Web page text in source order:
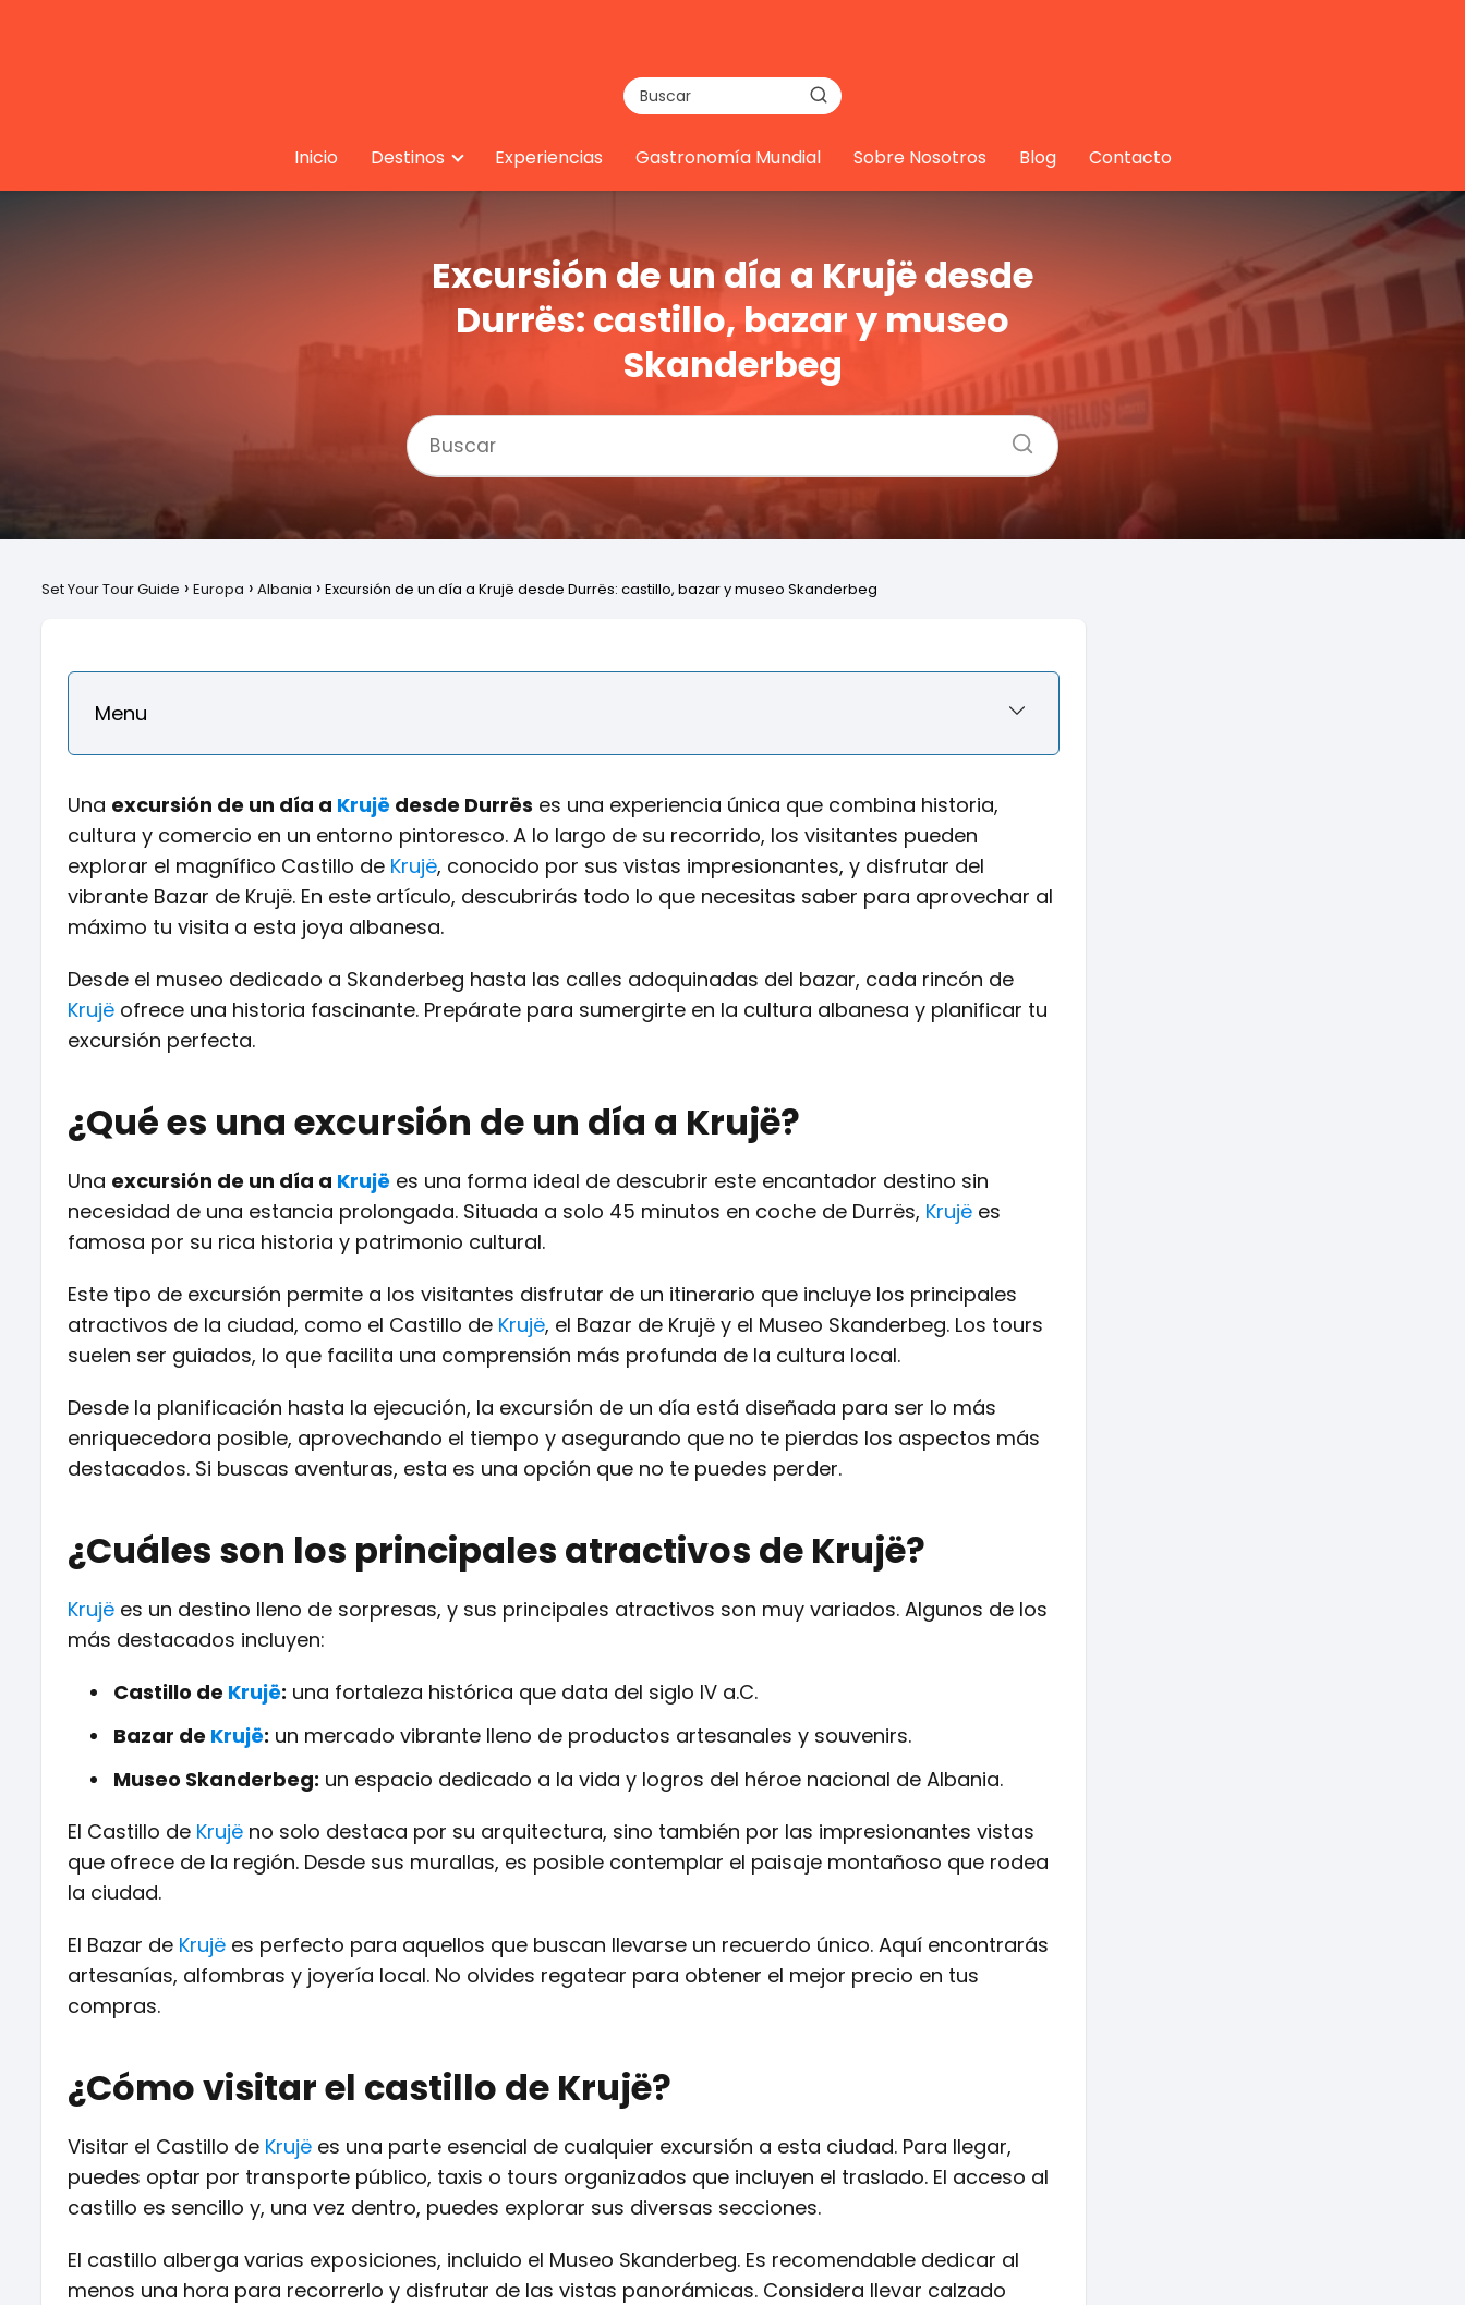
Inicio Destinos Experiencias Gastronomía Mundial Sobre Nosotros Blog Contacto
Excursión de un día a Krujë desde
Durrës: castillo, bazar y museo
Skanderbeg
Set Your Tour Guide Europa Albania Excursión de un día a Krujë desde Durrës: castillo, bazar y museo Skanderbeg
Menu
Una excursión de un día a Krujë desde Durrës es una experiencia única que combina historia,
cultura y comercio en un entorno pintoresco. A lo largo de su recorrido, los visitantes pueden
explorar el magnífico Castillo de Krujë, conocido por sus vistas impresionantes, y disfrutar del
vibrante Bazar de Krujë. En este artículo, descubrirás todo lo que necesitas saber para aprovechar al
máximo tu visita a esta joya albanesa.
Desde el museo dedicado a Skanderbeg hasta las calles adoquinadas del bazar, cada rincón de
Krujë ofrece una historia fascinante. Prepárate para sumergirte en la cultura albanesa y planificar tu
excursión perfecta.
¿Qué es una excursión de un día a Krujë?
Una excursión de un día a Krujë es una forma ideal de descubrir este encantador destino sin
necesidad de una estancia prolongada. Situada a solo 45 minutos en coche de Durrës, Krujë es
famosa por su rica historia y patrimonio cultural.
Este tipo de excursión permite a los visitantes disfrutar de un itinerario que incluye los principales
atractivos de la ciudad, como el Castillo de Krujë, el Bazar de Krujë y el Museo Skanderbeg. Los tours
suelen ser guiados, lo que facilita una comprensión más profunda de la cultura local.
Desde la planificación hasta la ejecución, la excursión de un día está diseñada para ser lo más
enriquecedora posible, aprovechando el tiempo y asegurando que no te pierdas los aspectos más
destacados. Si buscas aventuras, esta es una opción que no te puedes perder.
¿Cuáles son los principales atractivos de Krujë?
Krujë es un destino lleno de sorpresas, y sus principales atractivos son muy variados. Algunos de los
más destacados incluyen:
Castillo de Krujë: una fortaleza histórica que data del siglo IV a.C.
Bazar de Krujë: un mercado vibrante lleno de productos artesanales y souvenirs.
Museo Skanderbeg: un espacio dedicado a la vida y logros del héroe nacional de Albania.
El Castillo de Krujë no solo destaca por su arquitectura, sino también por las impresionantes vistas
que ofrece de la región. Desde sus murallas, es posible contemplar el paisaje montañoso que rodea
la ciudad.
El Bazar de Krujë es perfecto para aquellos que buscan llevarse un recuerdo único. Aquí encontrarás
artesanías, alfombras y joyería local. No olvides regatear para obtener el mejor precio en tus
compras.
¿Cómo visitar el castillo de Krujë?
Visitar el Castillo de Krujë es una parte esencial de cualquier excursión a esta ciudad. Para llegar,
puedes optar por transporte público, taxis o tours organizados que incluyen el traslado. El acceso al
castillo es sencillo y, una vez dentro, puedes explorar sus diversas secciones.
El castillo alberga varias exposiciones, incluido el Museo Skanderbeg. Es recomendable dedicar al
menos una hora para recorrerlo y disfrutar de las vistas panorámicas. Considera llevar calzado